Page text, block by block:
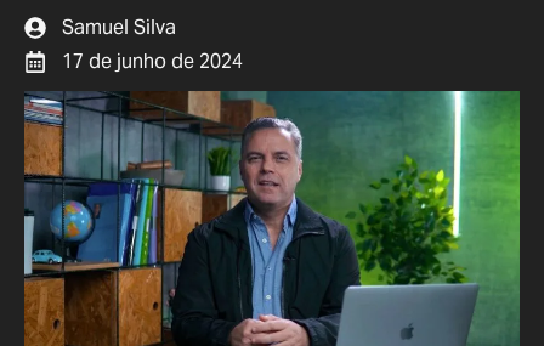
Samuel Silva
17 de junho de 2024